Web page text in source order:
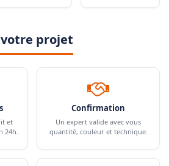
votre projet
et
24h.
Confirmation
Un expert valide avec vous
quantité, couleur et technique.